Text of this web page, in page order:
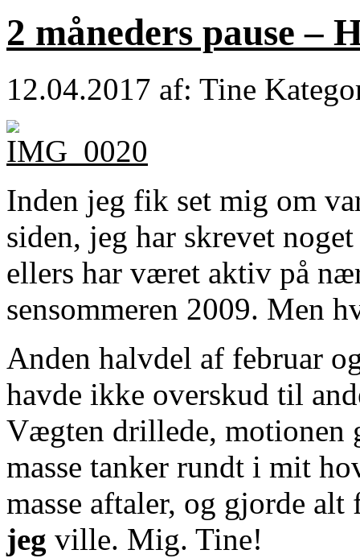
2 måneders pause –
12.04.2017 af: Tine
Inden jeg fik set mig om
siden, jeg har skrevet
ellers har været aktiv på
sensommeren 2009. Men
Anden halvdel af februar
havde ikke overskud til
Vægten drillede, motionen
masse tanker rundt i mit
masse aftaler, og gjorde
jeg ville. Mig. Tine!